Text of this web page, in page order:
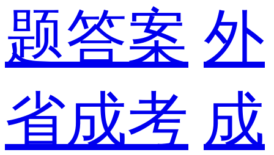
题答案 外
省成考 成